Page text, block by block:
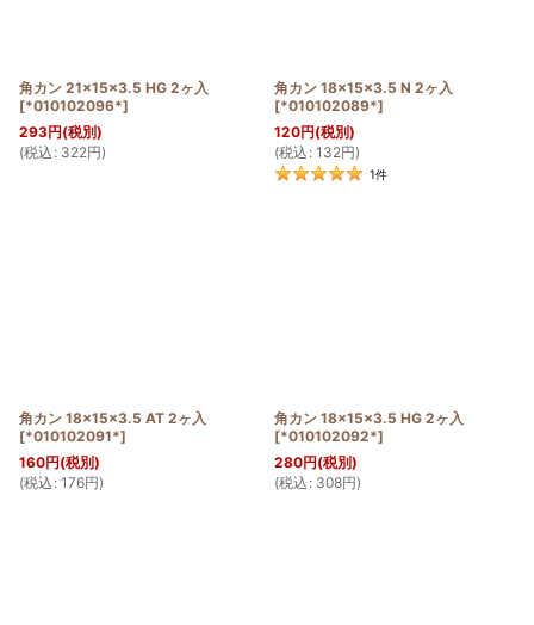
角カン 21×15×3.5 HG 2ヶ入
[*010102096*]
293円(税別)
(税込 : 322円)
角カン 18×15×3.5 N 2ヶ入
[*010102089*]
120円(税別)
(税込 : 132円)
1件
角カン 18×15×3.5 AT 2ヶ入
[*010102091*]
160円(税別)
(税込 : 176円)
角カン 18×15×3.5 HG 2ヶ入
[*010102092*]
280円(税別)
(税込 : 308円)